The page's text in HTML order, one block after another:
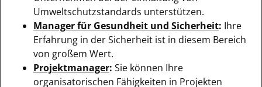
Umweltschutzstandards unterstützen.
Manager für Gesundheit und Sicherheit: Ihre
Erfahrung in der Sicherheit ist in diesem Bereich
von großem Wert.
Projektmanager: Sie können Ihre
organisatorischen Fähigkeiten in Projekten